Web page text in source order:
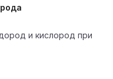
и кислород при